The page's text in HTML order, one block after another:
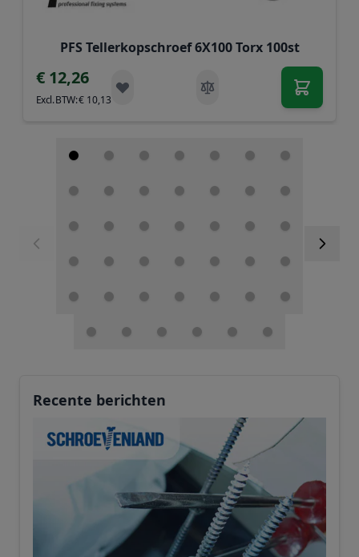
Recente berichten
PFS Tellerkopschroef 6X100 Torx 100st
€ 12,26
€ 10,13